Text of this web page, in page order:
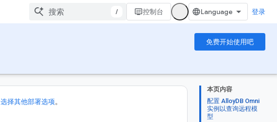
/ 控制台 登录
免费开始使用吧
本页内容
配置 AlloyDB Omni
实例以查询远程模
型
选择其他部署选项。